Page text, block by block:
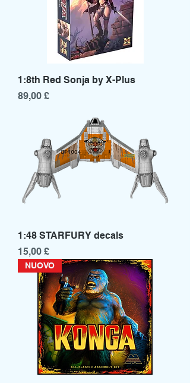
1:8th Red Sonja by X-Plus
Prezzo
89,00 £
1:48 STARFURY decals
Prezzo
15,00 £
NUOVO